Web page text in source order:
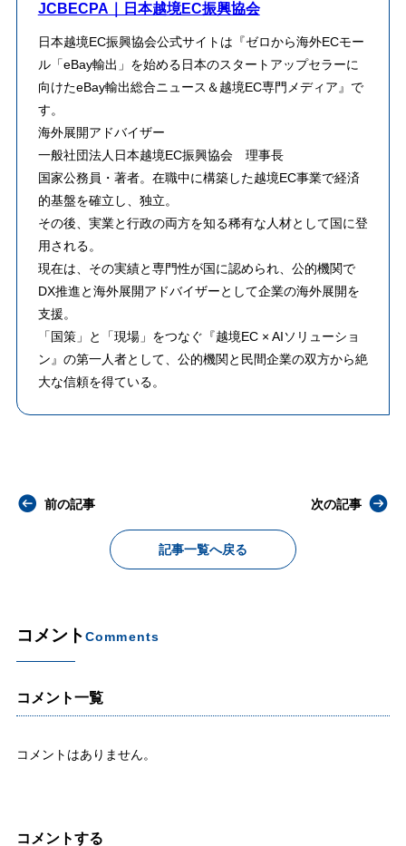
JCBECPA｜日本越境EC振興協会
日本越境EC振興協会公式サイトは『ゼロから海外ECモー
ル「eBay輸出」を始める日本のスタートアップセラーに
向けたeBay輸出総合ニュース＆越境EC専門メディア』で
す。
海外展開アドバイザー
一般社団法人日本越境EC振興協会 理事長
​国家公務員・著者。在職中に構築した越境EC事業で経済
的基盤を確立し、独立。
その後、実業と行政の両方を知る稀有な人材として国に登
用される。
​現在は、その実績と専門性が国に認められ、公的機関で
DX推進と海外展開アドバイザーとして企業の海外展開を
支援。
「国策」と「現場」をつなぐ『越境EC × AIソリューショ
ン』の第一人者として、公的機関と民間企業の双方から絶
大な信頼を得ている。
前の記事
記事一覧へ戻る
次の記事
コメントComments
コメント一覧
コメントはありません。
コメントする